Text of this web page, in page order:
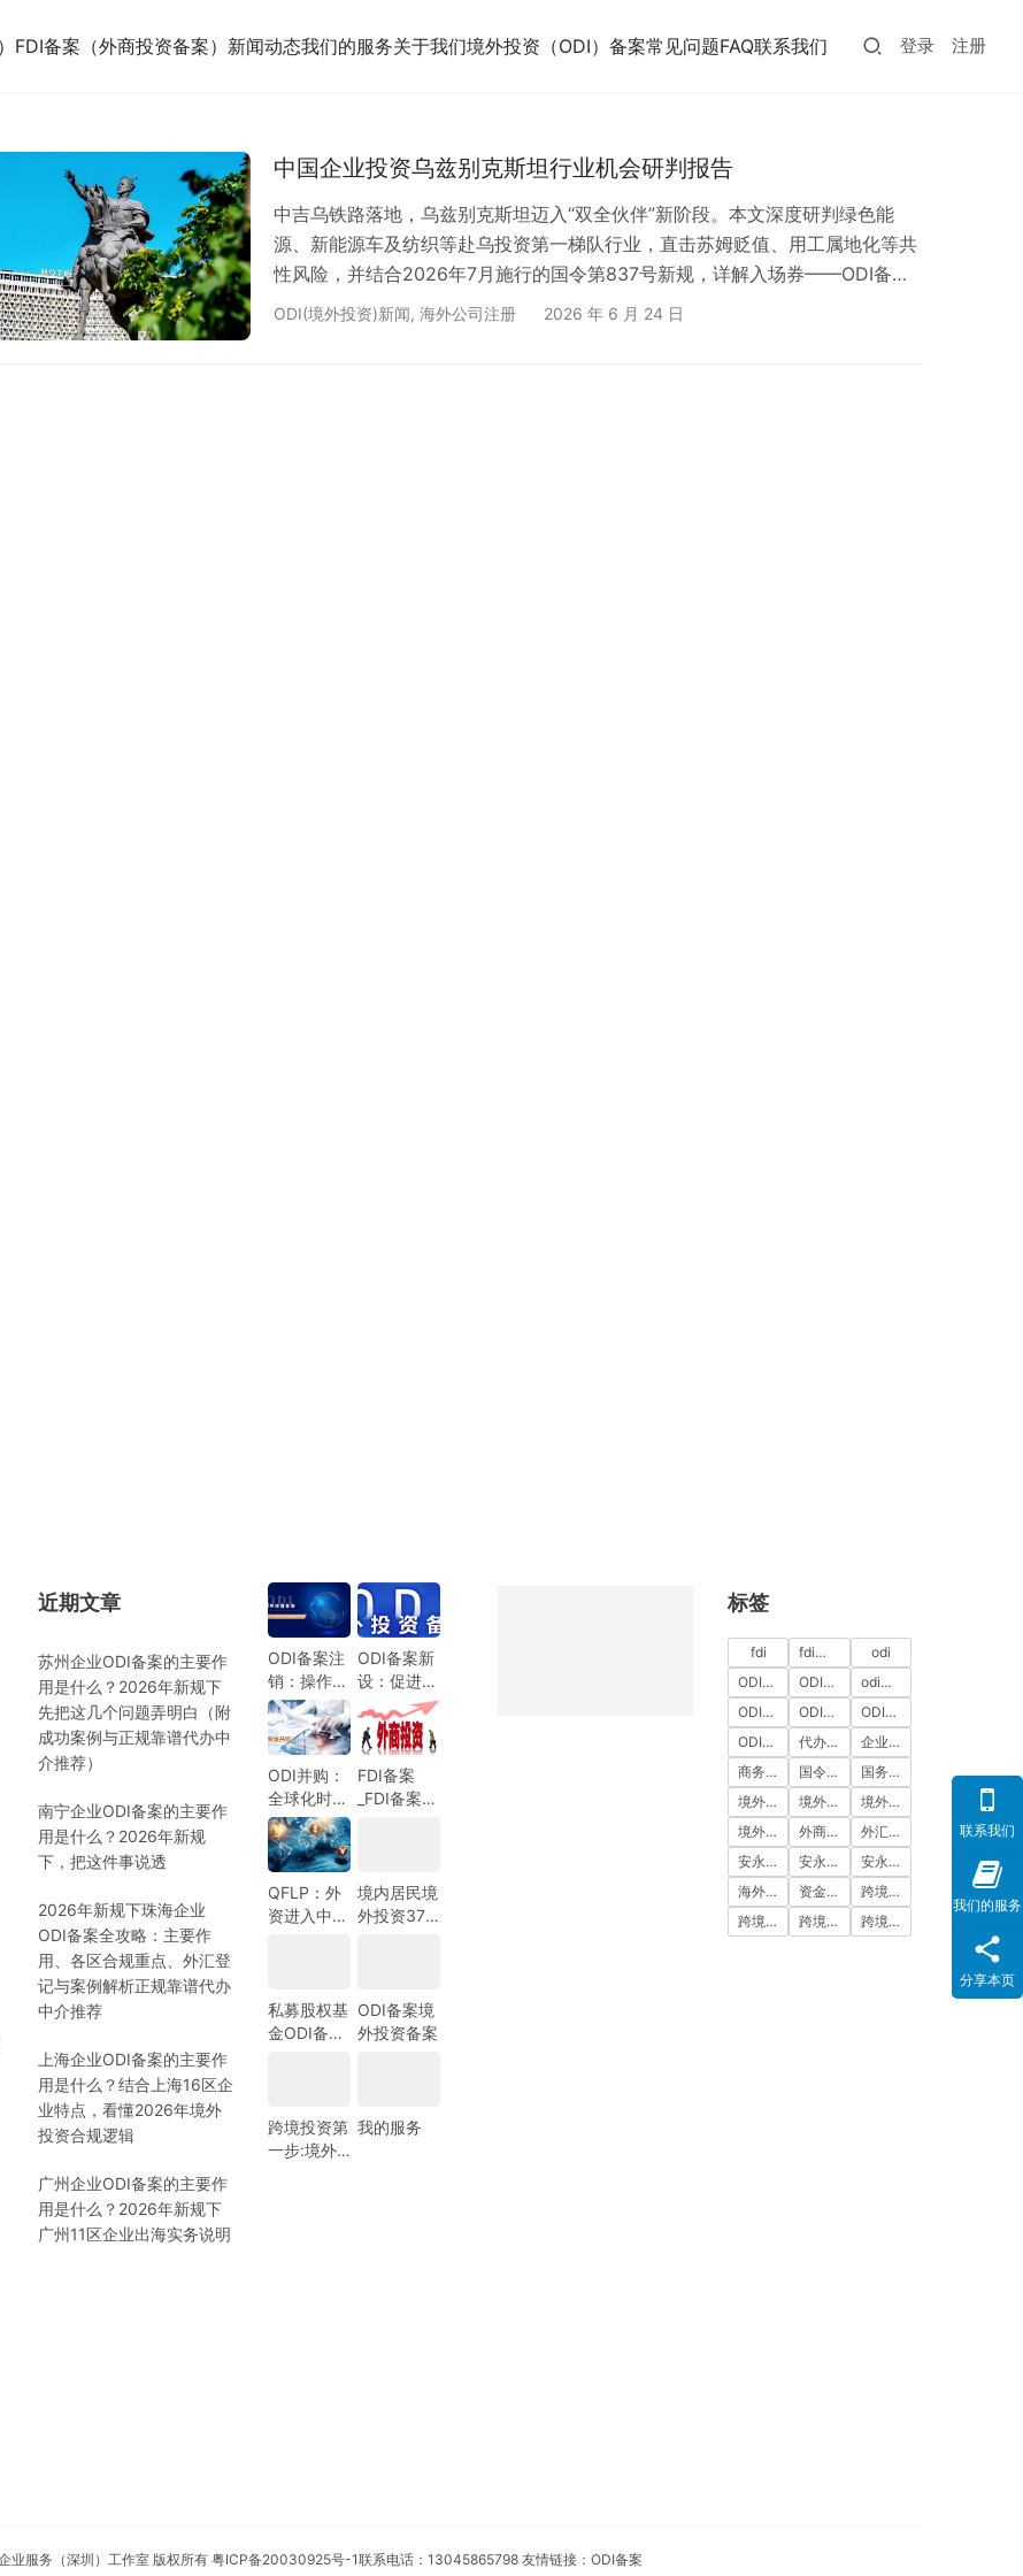
FDI备案（外商投资备案） 新闻动态我们的服务关于我们境外投资（ODI）备案常见问题FAQ联系我们 登录 注册
中国企业投资乌兹别克斯坦行业机会研判报告
中吉乌铁路落地，乌兹别克斯坦迈入“双全伙伴”新阶段。本文深度研判绿色能
源、新能源车及纺织等赴乌投资第一梯队行业，直击苏姆贬值、用工属地化等共
性风险，并结合2026年7月施行的国令第837号新规，详解入场券——ODI备案
前置合规路径。
ODI(境外投资)新闻, 海外公司注册 2026 年 6 月 24 日
近期文章
苏州企业ODI备案的主要作
用是什么？2026年新规下
先把这几个问题弄明白（附
成功案例与正规靠谱代办中
介推荐）
南宁企业ODI备案的主要作
用是什么？2026年新规
下，把这件事说透
2026年新规下珠海企业
ODI备案全攻略：主要作
用、各区合规重点、外汇登
记与案例解析正规靠谱代办
中介推荐
上海企业ODI备案的主要作
用是什么？结合上海16区企
业特点，看懂2026年境外
投资合规逻辑
广州企业ODI备案的主要作
用是什么？2026年新规下
广州11区企业出海实务说明
ODI备案注
销：操作指
南与注意事
项
ODI备案新
设：促进中
国企业全球
化发展的新
机遇
ODI并购：
全球化时代
的企业战略
选择
FDI备案
_FDI备案指
规圈
QFLP：外
资进入中国
境内居民境
外投资37
私募股权基
金ODI备案
ODI备案境
外投资备案
跨境投资第
一步:境外
我的服务
标签
fdi fdi备案
odi
ODI代办
ODI代办服务
odi备案
ODI备案中介机构
ODI备案代办中介
ODI备案费用
ODI登记
代办ODI多少钱
企业出海
商务部备案
国令第837号
国务院令第837号
境外投资
境外投资备案
境外投资备案流程
境外直接投资
外商投资
外汇登记
安永国际
安永国际ODI备案
安永国际跨境合规圈
海外公司注册服务
资金出境
跨境合规
跨境合规圈
跨境合规服务 跨境投资
业服务（深圳）工作室 版权所有粤ICP备20030925号-1联系电话：13045865798 友情链接： ODI备案
联系我们
我们的服务
分享本页